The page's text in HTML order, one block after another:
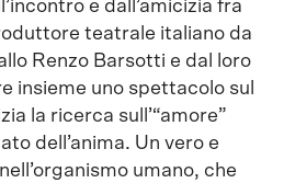
e dall’amicizia fra
teatrale italiano da
Renzo Barsotti e dal loro
insieme uno spettacolo sul
la ricerca sull’“amore”
dell’anima. Un vero e
umano, che